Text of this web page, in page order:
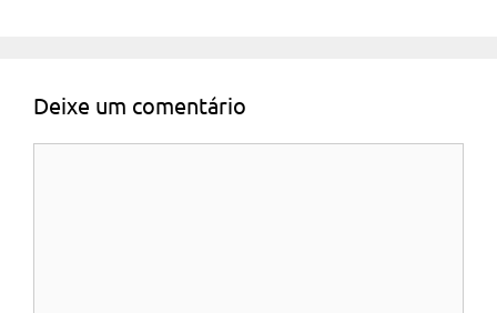
Deixe um comentário